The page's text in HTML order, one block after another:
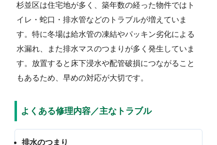
杉並区は住宅地が多く、築年数の経った物件ではト
イレ・蛇口・排水管などのトラブルが増えていま
す。特に冬場は給水管の凍結やパッキン劣化による
水漏れ、また排水マスのつまりが多く発生していま
す。放置すると床下浸水や配管破損につながること
もあるため、早めの対応が大切です。
よくある修理内容／主なトラブル
排水のつまり